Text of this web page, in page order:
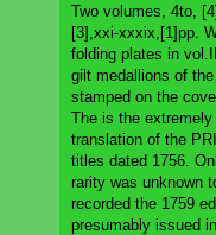
Two volumes, 4to,
[3],xxi-xxxix,[1]pp.
folding plates in
gilt medallions of
stamped on the
The is the
translation of the
titles dated 1756.
rarity was unknown
recorded the 1759
presumably issued